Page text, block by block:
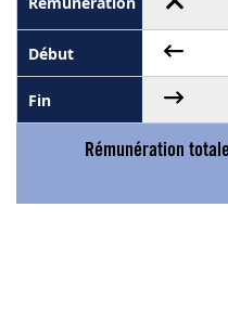
Rémunération